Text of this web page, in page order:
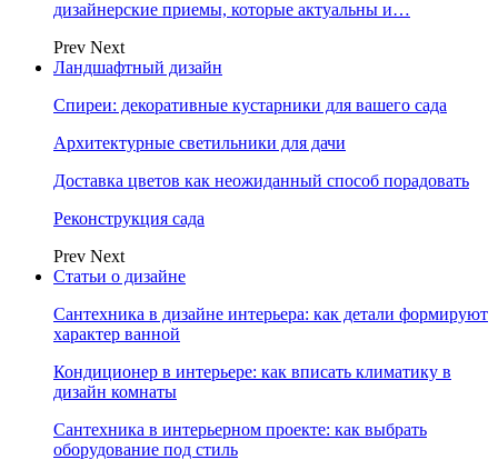
дизайнерские приемы, которые актуальны и…
Prev Next
Ландшафтный дизайн
Спиреи: декоративные кустарники для вашего сада
Архитектурные светильники для дачи
Доставка цветов как неожиданный способ порадовать
Реконструкция сада
Prev Next
Статьи о дизайне
Сантехника в дизайне интерьера: как детали формируют
характер ванной
Кондиционер в интерьере: как вписать климатику в
дизайн комнаты
Сантехника в интерьерном проекте: как выбрать
оборудование под стиль